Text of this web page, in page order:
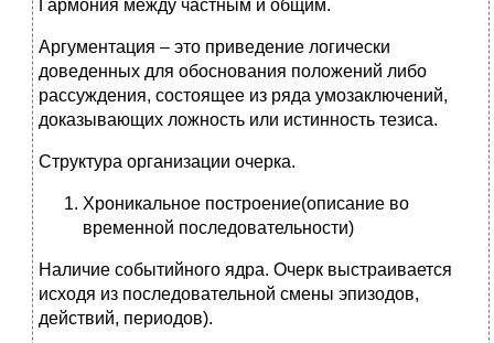
Гармония между частным и общим.
Аргументация – это приведение логически
доведенных для обоснования положений либо
рассуждения, состоящее из ряда умозаключений,
доказывающих ложность или истинность тезиса.
Структура организации очерка.
Хроникальное построение(описание во
временной последовательности)
Наличие событийного ядра. Очерк выстраивается
исходя из последовательной смены эпизодов,
действий, периодов).